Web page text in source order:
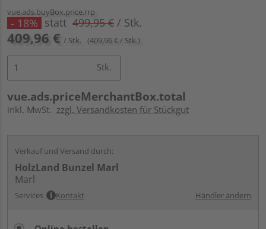
vue.ads.buyBox.price.rrp
- 18% statt 499,95 € / Stk.
409,96 € / Stk. (409,96 € / Stk.)
Stk.
vue.ads.priceMerchantBox.total
inkl. MwSt. zzgl. Versandkosten für Stückgut
Verkauf und Versand durch:
HolzLand Bunzel Marl
Marl
Services Kontakt Händler ändern